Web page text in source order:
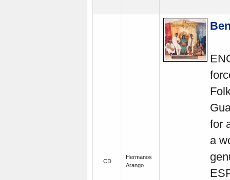
CD
Hermanos
Arango
for
a